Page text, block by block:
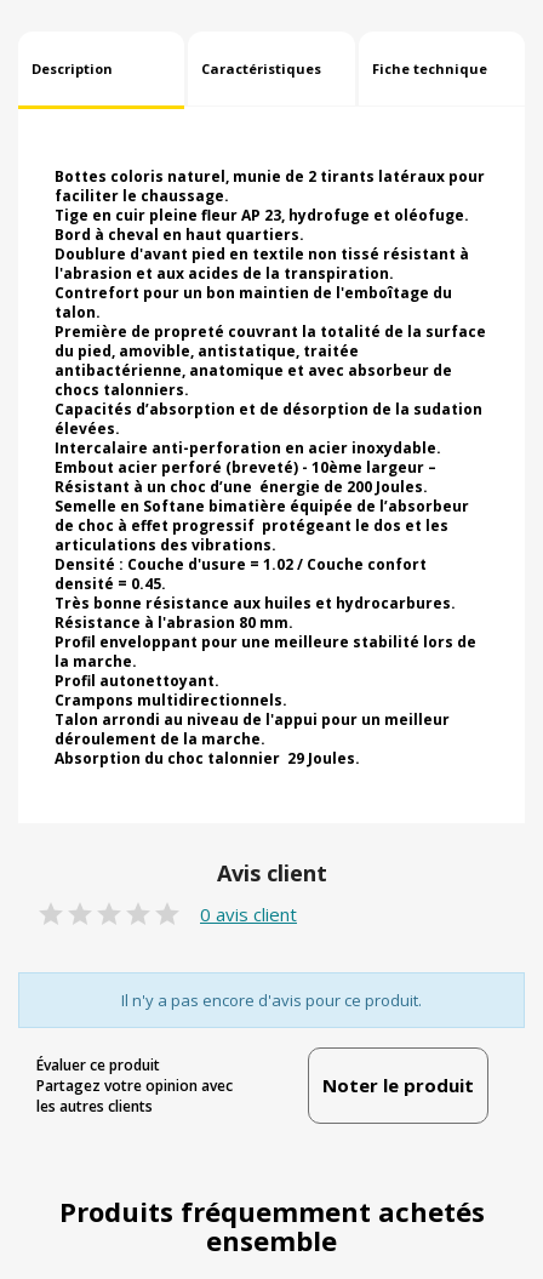
Description Caractéristiques Fiche technique
Bottes coloris naturel, munie de 2 tirants latéraux pour
faciliter le chaussage.
Tige en cuir pleine fleur AP 23, hydrofuge et oléofuge.
Bord à cheval en haut quartiers.
Doublure d'avant pied en textile non tissé résistant à
l'abrasion et aux acides de la transpiration.
Contrefort pour un bon maintien de l'emboîtage du
talon.
Première de propreté couvrant la totalité de la surface
du pied, amovible, antistatique, traitée
antibactérienne, anatomique et avec absorbeur de
chocs talonniers.
Capacités d’absorption et de désorption de la sudation
élevées.
Intercalaire anti-perforation en acier inoxydable.
Embout acier perforé (breveté) - 10ème largeur –
Résistant à un choc d’une énergie de 200 Joules.
Semelle en Softane bimatière équipée de l’absorbeur
de choc à effet progressif protégeant le dos et les
articulations des vibrations.
Densité : Couche d'usure = 1.02 / Couche confort
densité = 0.45.
Très bonne résistance aux huiles et hydrocarbures.
Résistance à l'abrasion 80 mm.
Profil enveloppant pour une meilleure stabilité lors de
la marche.
Profil autonettoyant.
Crampons multidirectionnels.
Talon arrondi au niveau de l'appui pour un meilleur
déroulement de la marche.
Absorption du choc talonnier 29 Joules.
Avis client
0 avis client
Il n'y a pas encore d'avis pour ce produit.
Évaluer ce produit
Partagez votre opinion avec
les autres clients
Noter le produit
Produits fréquemment achetés
ensemble